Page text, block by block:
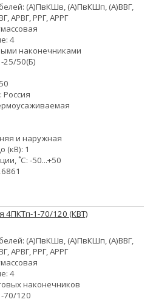
(А)ПвКШв, (А)ПвКШп, (А)ВВГ,
АРВГ, РРГ, АРРГ
4
наконечниками
25/50(Б)
50
и наружная
(кВ): 1
˚С: -50...+50
4ПКТп-1-70/120 (КВТ)
(А)ПвКШв, (А)ПвКШп, (А)ВВГ,
АРВГ, РРГ, АРРГ
4
наконечников
70/120